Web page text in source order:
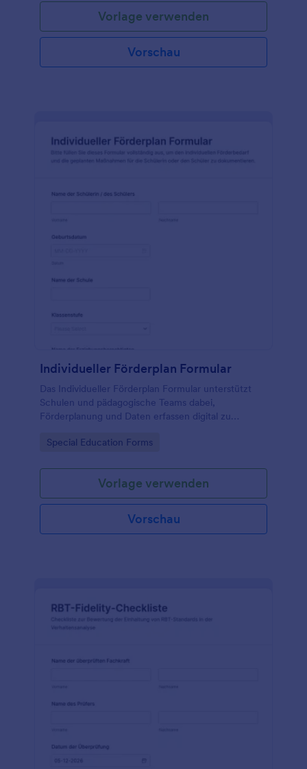
Vorlage verwenden
Vorschau
Individueller Förderplan Formular
Das Individueller Förderplan Formular unterstützt
Schulen und pädagogische Teams dabei,
Förderplanung und Daten erfassen digital zu
Formularantworten zentral in Jotform zu verwalten.
Go to Category:
Special Education Forms
Vorlage verwenden
Vorschau